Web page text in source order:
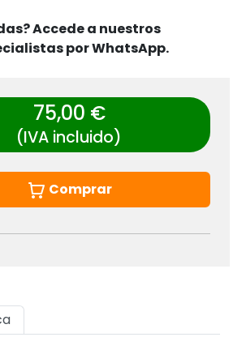
Accede a nuestros
por WhatsApp.
75,00 €
(IVA incluido)
Comprar